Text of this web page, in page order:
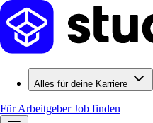
Alles für deine Karriere
Für ArbeitgeberJob finden